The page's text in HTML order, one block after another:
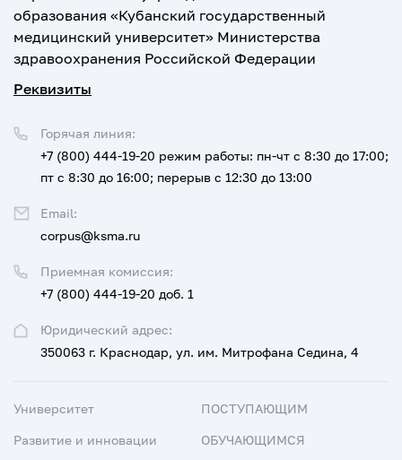
образования «Кубанский государственный
медицинский университет» Министерства
здравоохранения Российской Федерации
Реквизиты
Юридический адрес:
350063 г. Краснодар, ул. им. Митрофана Седина, 4
Приемная комиссия:
+7 (800) 444-19-20 доб. 1
Горячая линия:
+7 (800) 444-19-20 режим работы: пн-чт с 8:30 до 17:00;
пт с 8:30 до 16:00; перерыв с 12:30 до 13:00
Email:
corpus@ksma.ru
Университет
Развитие и инновации
ПОСТУПАЮЩИМ
ОБУЧАЮЩИМСЯ